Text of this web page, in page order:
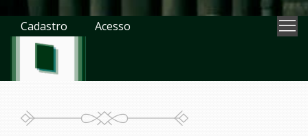
Cadastro Acesso